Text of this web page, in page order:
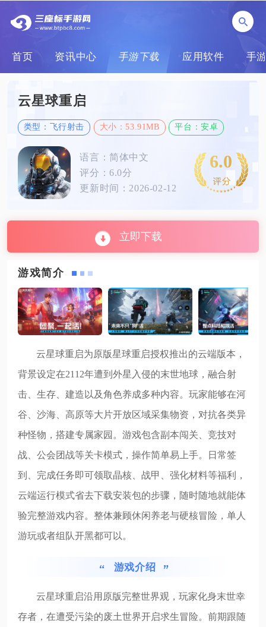
首页 资讯中心 手游下载 应用软件 手
云星球重启
类型：飞行射击 大小：53.91MB 平台：安卓
语言：简体中文
评分：6.0分
更新时间：2026-02-12
6.0
立即下载
游戏简介
云星球重启为原版星球重启授权推出的云端版本，
背景设定在2112年遭到外星入侵的末世地球，融合射
击、生存、建造以及角色养成多种内容。玩家能够在河
谷、沙海、高原等大片开放区域采集物资，对抗各类异
种怪物，搭建专属家园。游戏包含副本闯关、竞技对
战、公会团战等关卡模式，操作简单易上手。日常签
到、完成任务即可领取晶核、战甲、强化材料等福利，
云端运行模式省去下载安装包的步骤，随时随地就能体
验完整游戏内容。整体兼顾休闲养老与硬核冒险，单人
游玩或者组队开黑都可以。
游戏介绍
云星球重启沿用原版完整世界观，玩家化身末世幸
存者，在遭受污染的废土世界开启求生冒险。前期跟随